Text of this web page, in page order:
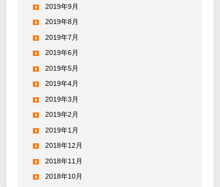
2019年9月
2019年8月
2019年7月
2019年6月
2019年5月
2019年4月
2019年3月
2019年2月
2019年1月
2018年12月
2018年11月
2018年10月